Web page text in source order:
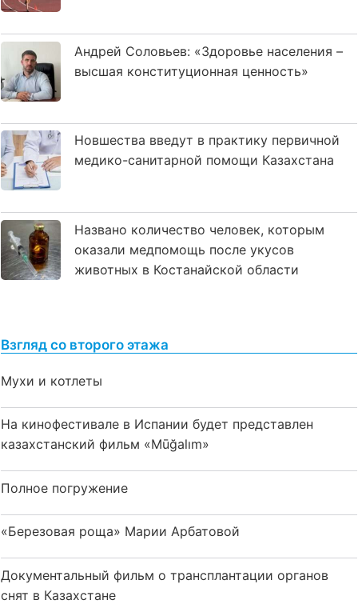
Андрей Соловьев: «Здоровье населения –
высшая конституционная ценность»
Новшества введут в практику первичной
медико-санитарной помощи Казахстана
Названо количество человек, которым
оказали медпомощь после укусов
животных в Костанайской области
Взгляд со второго этажа
Мухи и котлеты
На кинофестивале в Испании будет представлен
казахстанский фильм «Mūğalım»
Полное погружение
«Березовая роща» Марии Арбатовой
Документальный фильм о трансплантации органов
снят в Казахстане